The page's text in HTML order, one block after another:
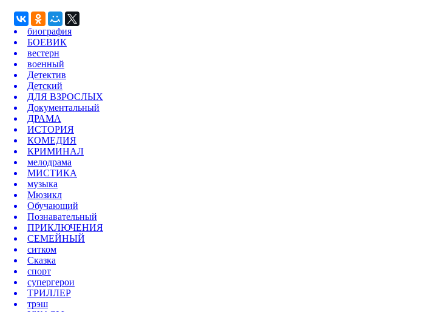
биография
БОЕВИК
вестерн
военный
Детектив
Детский
ДЛЯ ВЗРОСЛЫХ
Документальный
ДРАМА
ИСТОРИЯ
КОМЕДИЯ
КРИМИНАЛ
мелодрама
МИСТИКА
музыка
Мюзикл
Обучающий
Познавательный
ПРИКЛЮЧЕНИЯ
СЕМЕЙНЫЙ
ситком
Сказка
спорт
супергерои
ТРИЛЛЕР
трэш